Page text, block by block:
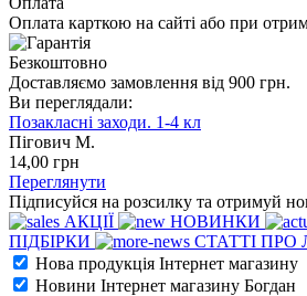
Оплата карткою на сайті або при
Безкоштовно
Доставляємо замовлення від 900 грн.
Ви переглядали:
Позакласні заходи. 1-4 кл
Пігович М.
14,00 грн
Переглянути
Підписуйся на розсилку та отримуй
АКЦІЇ
НОВИНКИ
ПІДБІРКИ
СТАТТІ ПРО
Нова продукція Інтернет магазину
Новини Інтернет магазину Богдан